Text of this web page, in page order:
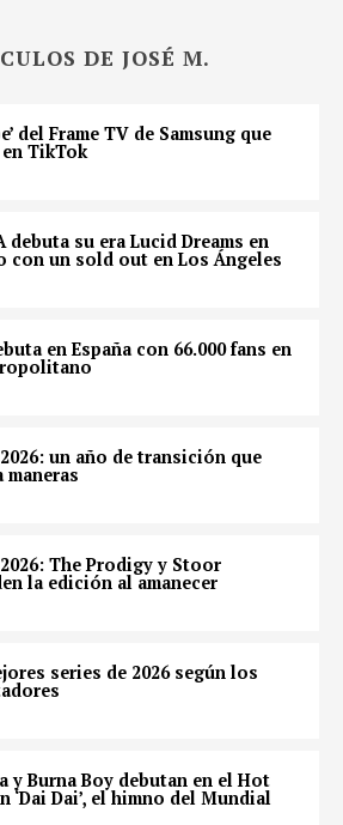
DE JOSÉ M.
del Frame TV de Samsung que
TikTok
debuta su era Lucid Dreams en
con un sold out en Los Ángeles
en España con 66.000 fans en
un año de transición que
maneras
The Prodigy y Stoor
la edición al amanecer
series de 2026 según los
y Burna Boy debutan en el Hot
‘Dai Dai’, el himno del Mundial